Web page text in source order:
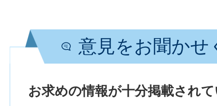
意見をお聞かせ
お求めの情報が十分掲載され